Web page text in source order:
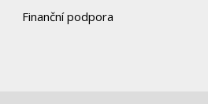
Finanční podpora